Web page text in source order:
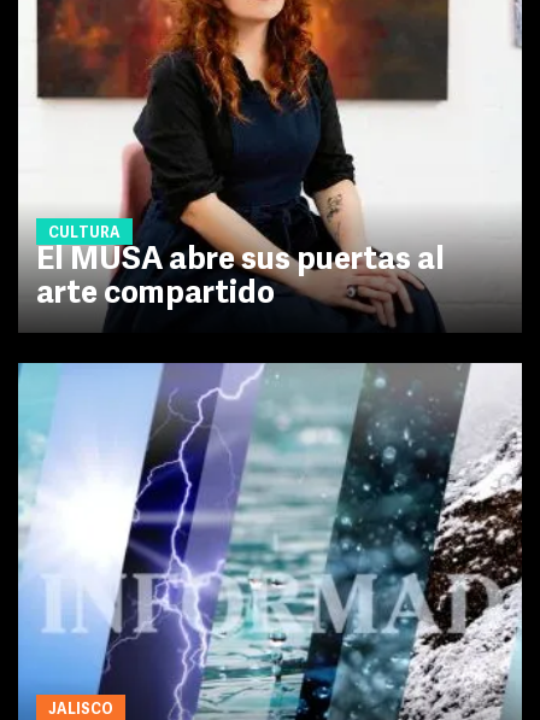
CULTURA
El MUSA abre sus puertas al
arte compartido
JALISCO